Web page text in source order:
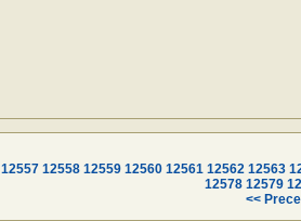
12557 12558 12559 12560 12561 12562 12563
12578 12579
<<